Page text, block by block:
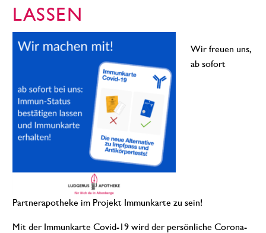
LASSEN
Wir freuen uns,
ab sofort
Partnerapotheke im Projekt Immunkarte zu sein!
Mit der Immunkarte Covid-19 wird der persönliche Corona-